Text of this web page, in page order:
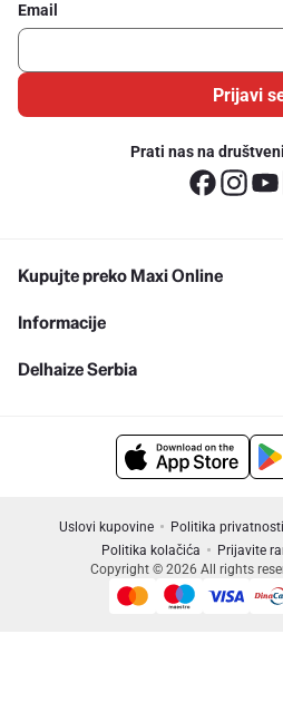
Email
Prijavi
Prati nas na
Kupujte preko Maxi Online
Informacije
Delhaize Serbia
Uslovi kupovine Politika privatnosti
Politika kolačića
Prijavite
Copyright © 2026 All rights